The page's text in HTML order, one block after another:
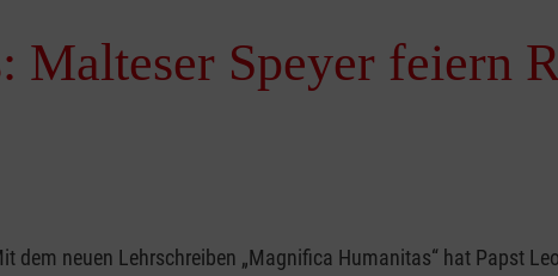
Malteser Speyer feiern
dem neuen Lehrschreiben „Magnifica Humanitas“ hat Papst